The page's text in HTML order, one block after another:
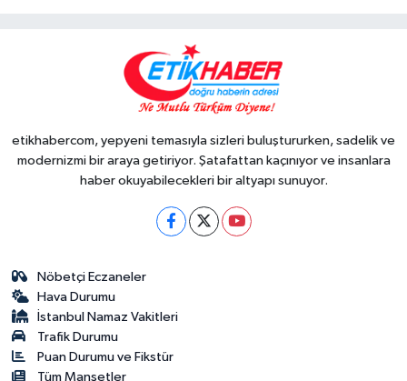
etikhabercom, yepyeni temasıyla sizleri buluştururken, sadelik ve
modernizmi bir araya getiriyor. Şatafattan kaçınıyor ve insanlara
haber okuyabilecekleri bir altyapı sunuyor.
Nöbetçi Eczaneler
Hava Durumu
İstanbul Namaz Vakitleri
Trafik Durumu
Puan Durumu ve Fikstür
Tüm Manşetler